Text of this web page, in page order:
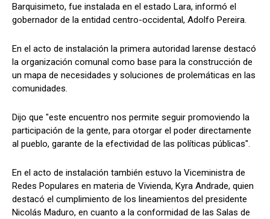
Barquisimeto, fue instalada en el estado Lara, informó el
gobernador de la entidad centro-occidental, Adolfo Pereira.
En el acto de instalación la primera autoridad larense destacó
la organización comunal como base para la construcción de
un mapa de necesidades y soluciones de prolemáticas en las
comunidades.
Dijo que "este encuentro nos permite seguir promoviendo la
participación de la gente, para otorgar el poder directamente
al pueblo, garante de la efectividad de las políticas públicas".
En el acto de instalación también estuvo la Viceministra de
Redes Populares en materia de Vivienda, Kyra Andrade, quien
destacó el cumplimiento de los lineamientos del presidente
Nicolás Maduro, en cuanto a la conformidad de las Salas de